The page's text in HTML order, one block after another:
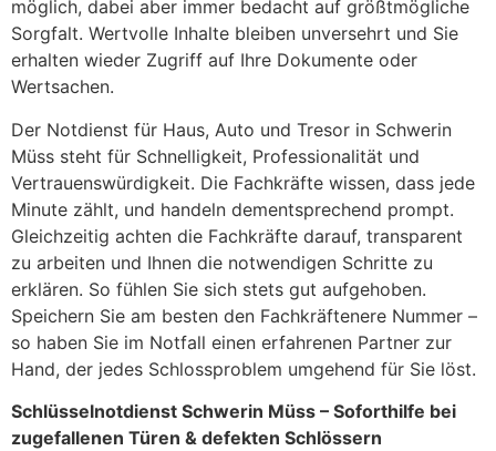
möglich, dabei aber immer bedacht auf größtmögliche
Sorgfalt. Wertvolle Inhalte bleiben unversehrt und Sie
erhalten wieder Zugriff auf Ihre Dokumente oder
Wertsachen.
Der Notdienst für Haus, Auto und Tresor in Schwerin
Müss steht für Schnelligkeit, Professionalität und
Vertrauenswürdigkeit. Die Fachkräfte wissen, dass jede
Minute zählt, und handeln dementsprechend prompt.
Gleichzeitig achten die Fachkräfte darauf, transparent
zu arbeiten und Ihnen die notwendigen Schritte zu
erklären. So fühlen Sie sich stets gut aufgehoben.
Speichern Sie am besten den Fachkräftenere Nummer –
so haben Sie im Notfall einen erfahrenen Partner zur
Hand, der jedes Schlossproblem umgehend für Sie löst.
Schlüsselnotdienst Schwerin Müss – Soforthilfe bei
zugefallenen Türen & defekten Schlössern